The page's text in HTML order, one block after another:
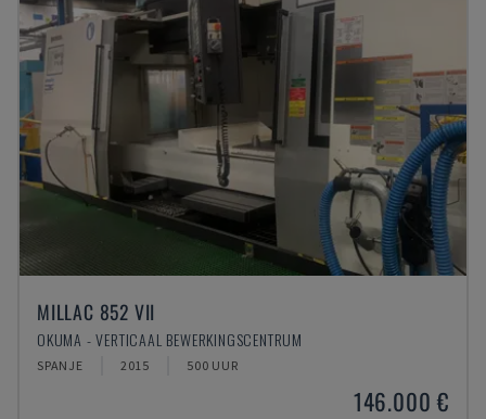
MILLAC 852 VII
OKUMA - VERTICAAL BEWERKINGSCENTRUM
SPANJE 2015 500 UUR
146.000 €